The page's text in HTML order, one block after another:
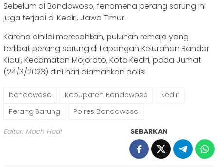
Sebelum di Bondowoso, fenomena perang sarung ini
juga terjadi di Kediri, Jawa Timur.
Karena dinilai meresahkan, puluhan remaja yang
terlibat perang sarung di Lapangan Kelurahan Bandar
Kidul, Kecamatan Mojoroto, Kota Kediri, pada Jumat
(24/3/2023) dini hari diamankan polisi.
bondowoso Kabupaten Bondowoso
Kediri
Perang Sarung
Polres Bondowoso
Editor: Moch Hadi SEBARKAN